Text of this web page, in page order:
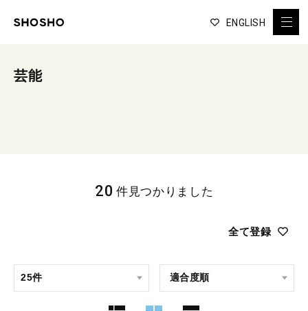
ENGLISH
芸能
全て登録
20 件見つかりました